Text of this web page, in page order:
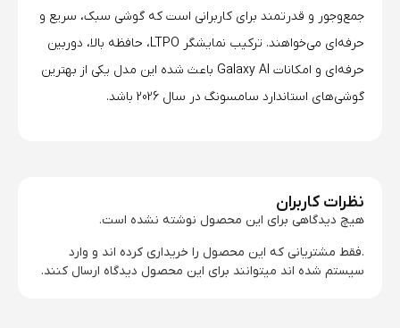
جمع‌وجور و قدرتمند برای کاربرانی است که گوشی سبک، سریع و
حرفه‌ای می‌خواهند. ترکیب نمایشگر LTPO، حافظه بالا، دوربین
حرفه‌ای و امکانات Galaxy AI باعث شده این مدل یکی از بهترین
گوشی‌های استاندارد سامسونگ در سال 2026 باشد.
نظرات کاربران
هیچ دیدگاهی برای این محصول نوشته نشده است.
.فقط مشتریانی که این محصول را خریداری کرده اند و وارد
سیستم شده اند میتوانند برای این محصول دیدگاه ارسال کنند.